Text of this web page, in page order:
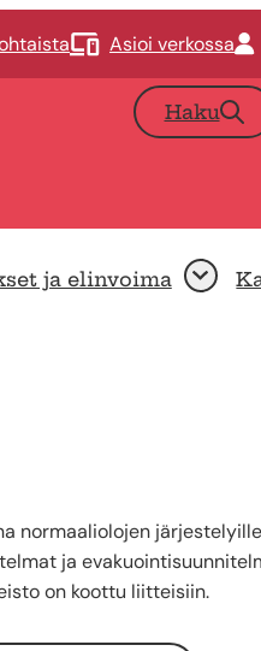
Asioi verkossa
Haku
ja elinvoima Avaa
normaaliolojen
ja
on koottu liitteisiin.